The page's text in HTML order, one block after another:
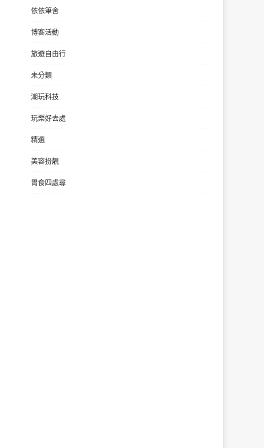
依依筆舍
博客活動
旅遊自由行
未分類
潮玩科技
玩樂好去處
精選
美容扮靚
胃食四處尋